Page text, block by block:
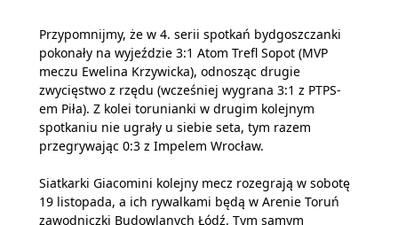
Przypomnijmy, że w 4. serii spotkań bydgoszczanki
pokonały na wyjeździe 3:1 Atom Trefl Sopot (MVP
meczu Ewelina Krzywicka), odnosząc drugie
zwycięstwo z rzędu (wcześniej wygrana 3:1 z PTPS-
em Piła). Z kolei torunianki w drugim kolejnym
spotkaniu nie ugrały u siebie seta, tym razem
przegrywając 0:3 z Impelem Wrocław.
Siatkarki Giacomini kolejny mecz rozegrają w sobotę
19 listopada, a ich rywalkami będą w Arenie Toruń
zawodniczki Budowlanych Łódź. Tym samym